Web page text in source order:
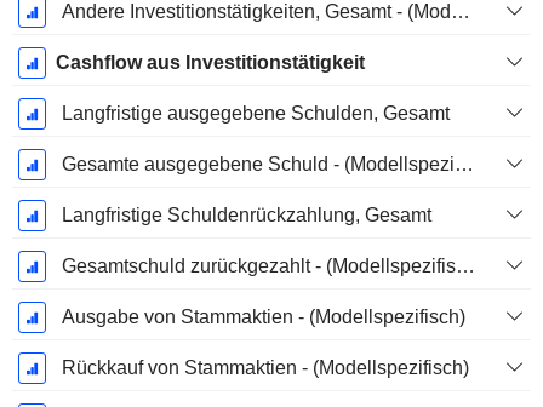
Andere Investitionstätigkeiten, Gesamt - (Modellspezifisch)
Cashflow aus Investitionstätigkeit
Langfristige ausgegebene Schulden, Gesamt
Gesamte ausgegebene Schuld - (Modellspezifisch)
Langfristige Schuldenrückzahlung, Gesamt
Gesamtschuld zurückgezahlt - (Modellspezifisch)
Ausgabe von Stammaktien - (Modellspezifisch)
Rückkauf von Stammaktien - (Modellspezifisch)